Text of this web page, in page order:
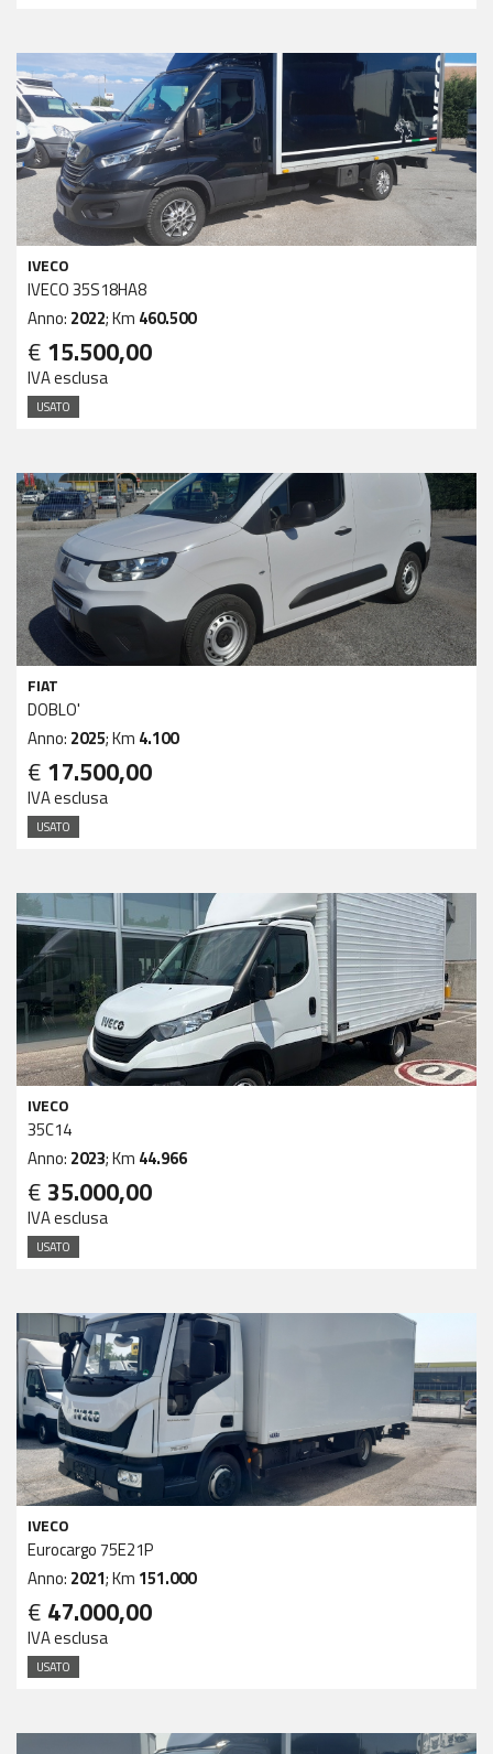
IVECO
IVECO 35S18HA8
Anno: 2022; Km 460.500
€ 15.500,00
IVA esclusa
USATO
FIAT
DOBLO'
Anno: 2025; Km 4.100
€ 17.500,00
IVA esclusa
USATO
IVECO
35C14
Anno: 2023; Km 44.966
€ 35.000,00
IVA esclusa
USATO
IVECO
Eurocargo 75E21P
Anno: 2021; Km 151.000
€ 47.000,00
IVA esclusa
USATO